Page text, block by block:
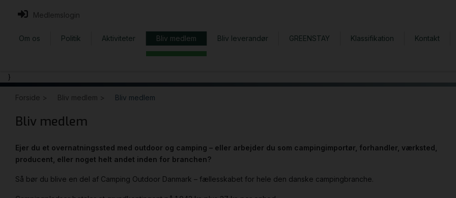
Medlemslogin
Om os Politik Aktiviteter Bliv medlem Bliv leverandør GREENSTAY Klassifikation Kontakt
}
Forside > Bliv medlem > Bliv medlem
Bliv medlem
Ejer du et overnatningssted med outdoor og camping – eller arbejder du som campingimportør, forhandler, værksted,
producent, eller noget helt andet inden for branchen?
Så bør du blive en del af Camping Outdoor Danmark – fællesskabet for hele den danske campingbranche.